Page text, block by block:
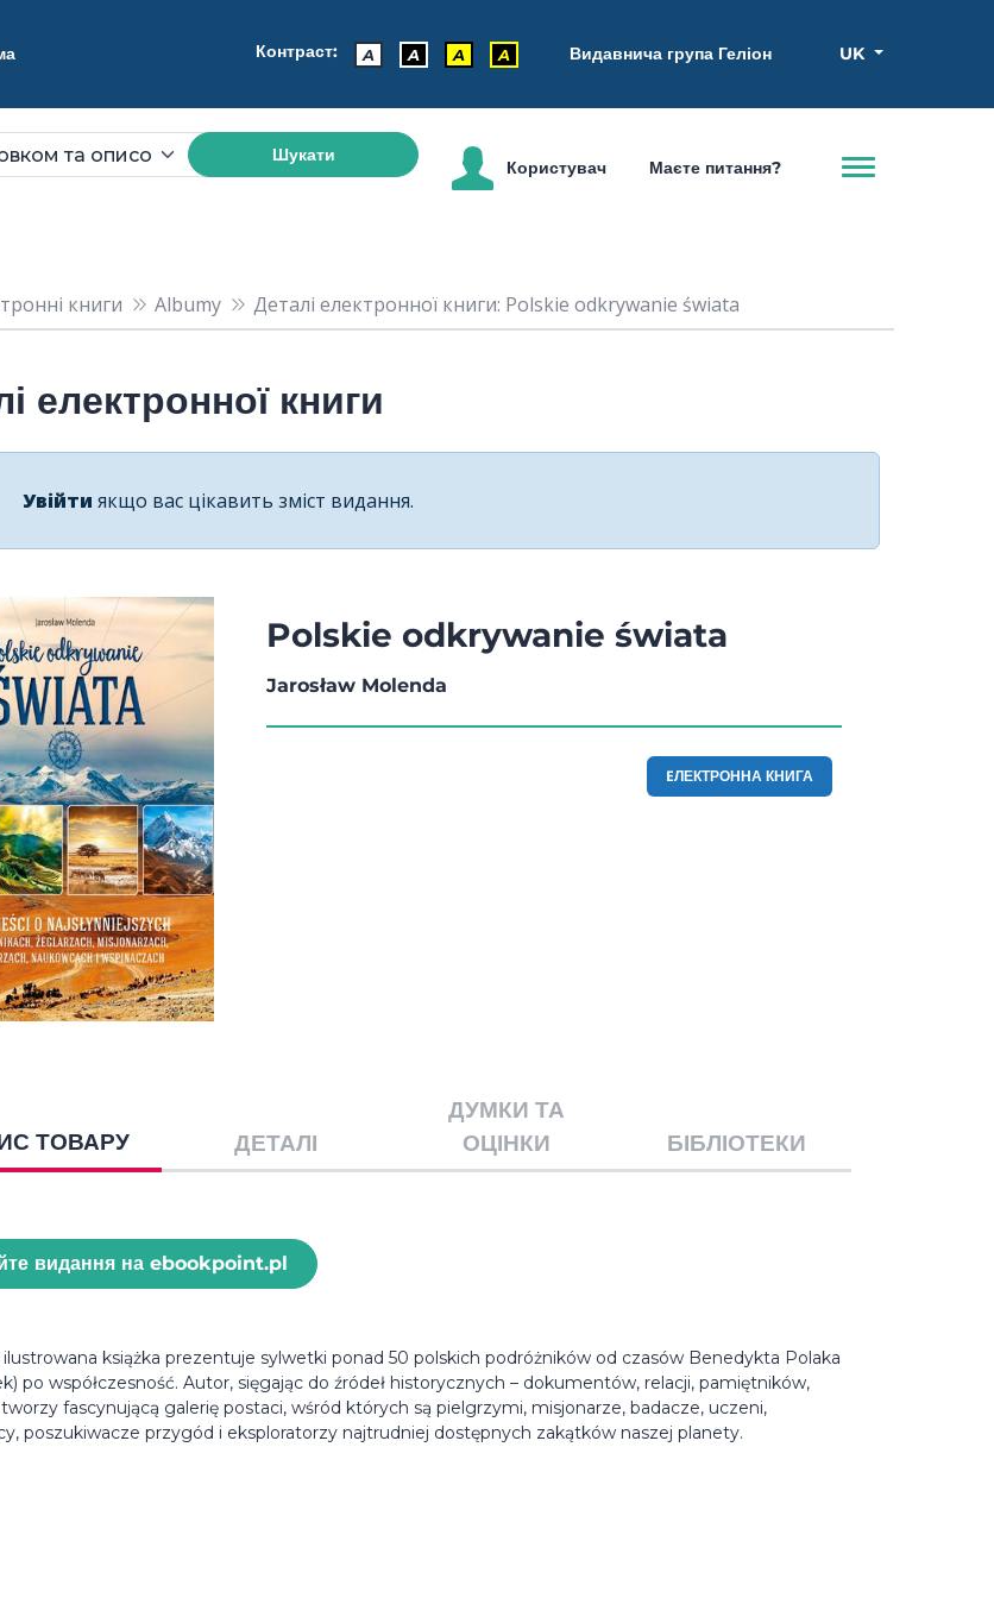
Контраст: A A A A Видавнича група Геліон UK
Шукати
Користувач Маєте питання?
книги Albumy Деталі електронної книги: Polskie odkrywanie świata
електронної книги
Увійти якщо вас цікавить зміст видання.
Polskie odkrywanie świata
Jarosław Molenda
EЛЕКТРОННА КНИГА
ТОВАРУ ДЕТАЛІ
ДУМКИ ТА
ОЦІНКИ
БІБЛІОТЕКИ
видання на ebookpoint.pl
książka prezentuje sylwetki ponad 50 polskich podróżników od czasów Benedykta Polaka
po współczesność. Autor, sięgając do źródeł historycznych – dokumentów, relacji, pamiętników,
fascynującą galerię postaci, wśród których są pielgrzymi, misjonarze, badacze, uczeni,
poszukiwacze przygód i eksploratorzy najtrudniej dostępnych zakątków naszej planety.